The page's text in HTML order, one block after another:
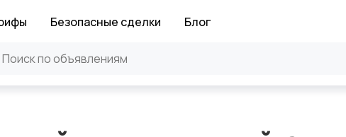
Безопасные сделки Блог